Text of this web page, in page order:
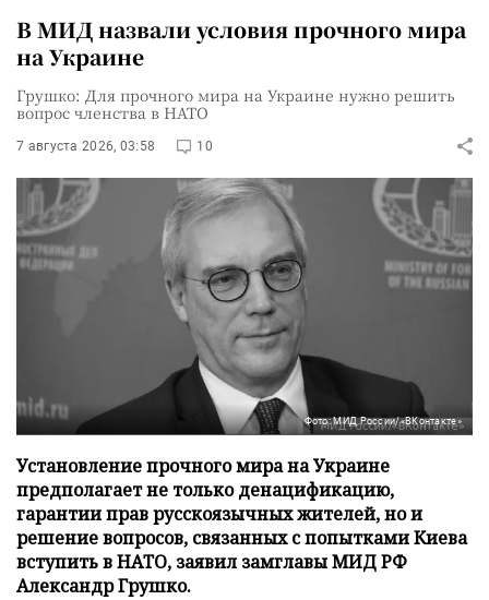
В МИД назвали условия прочного мира
на Украине
Грушко: Для прочного мира на Украине нужно решить
вопрос членства в НАТО
7 августа 2026, 03:58 10
Фото: МИД России/«ВКонтакте»
Установление прочного мира на Украине
предполагает не только денацификацию,
гарантии прав русскоязычных жителей, но и
решение вопросов, связанных с попытками Киева
вступить в НАТО, заявил замглавы МИД РФ
Александр Грушко.